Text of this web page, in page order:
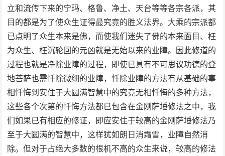
立和流传下来的宁玛、格鲁、净土、天台等等各宗各派，其
目的都是为了使众生证得最究竟的胜义法界。大乘的宗派都
已点明了众生本来是佛，而使我们迷失了佛的本来面目、枉
为众生、枉沉轮回的元凶就是无始以来的业障。因此修道的
过程也就是净除业障的过程，即使已具有不可思议功德的登
地菩萨也需忏除微细的业障，忏除业障的方法有从基础的事
相忏悔到安住于大圆满智慧中的究竟无相忏悔的多种方法，
这些各个次第的忏悔方法都已包含在金刚萨埵修法之中，我
们如果已有相应的修证，即应安住于较高的金刚萨埵修法乃
至于大圆满的智慧中，这样犹如朗日消霜雪，业障自然消
除。但对于占绝大多数的根机不高的众生来说，较高的修法